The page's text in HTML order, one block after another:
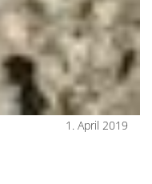
1. April 2019